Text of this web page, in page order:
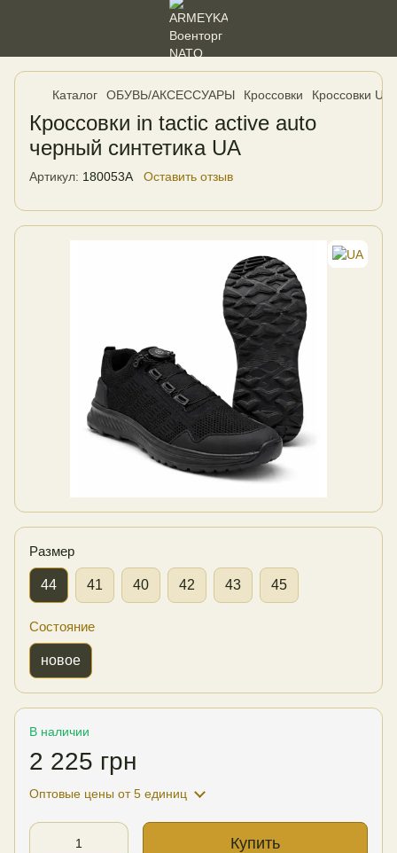
Каталог ОБУВЬ/АКСЕССУАРЫ Кроссовки Кроссовки UA
Кроссовки in tactic active auto
черный синтетика UA
Артикул: 180053A Оставить отзыв
Размер
44 41 40 42 43 45
Состояние
новое
В наличии
2 225 грн
Оптовые цены от 5 единиц
Купить